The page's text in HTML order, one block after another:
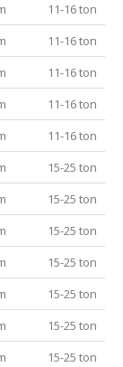
11-16 ton
11-16 ton
11-16 ton
11-16 ton
11-16 ton
15-25 ton
15-25 ton
15-25 ton
15-25 ton
15-25 ton
15-25 ton
15-25 ton